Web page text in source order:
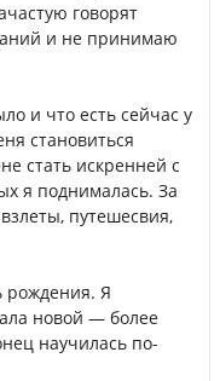
говорят
и не принимаю
и что есть сейчас у
становиться
стать искренней с
я поднималась. За
путешесвия,
рождения. Я
новой — более
научилась по-